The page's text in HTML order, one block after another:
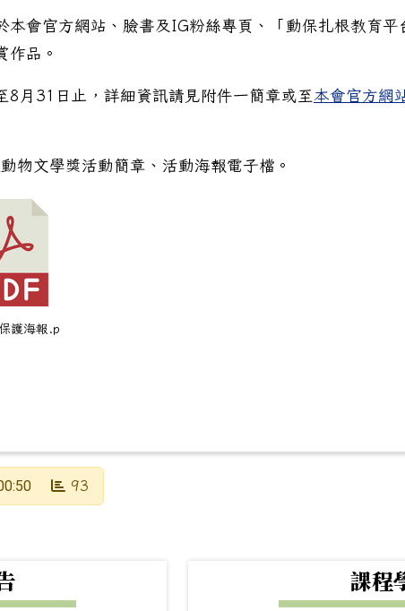
「跨時光．限時信」照片、短文徵件活動資訊，並轉
本會官方網站、臉書及IG粉絲專頁、「動保扎根教育平
作品。
8月31日止，詳細資訊請見附件一簡章或至 本會官方網
物文學獎活動簡章、活動海報電子檔。
護海報.p
93
課程